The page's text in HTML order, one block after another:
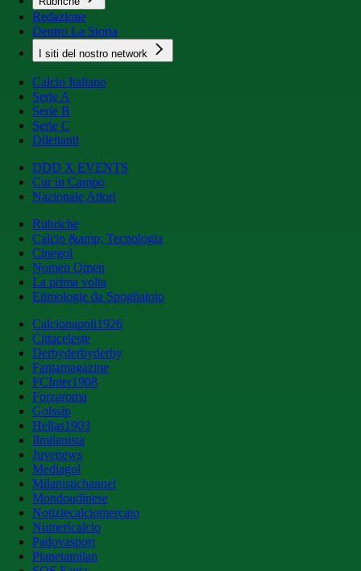
Redazione
Dentro La Storia
I siti del nostro network
Calcio Italiano
Serie A
Serie B
Serie C
Dilettanti
DDD X EVENTS
Cur in Campo
Nazionale Attori
Rubriche
Calcio &amp; Tecnologia
Cinegol
Nomen Omen
La prima volta
Etimologie da Spogliatoio
Calcionapoli1926
Cittaceleste
Derbyderbyderby
Fantamagazine
FCInter1908
Forzaroma
Golssip
Hellas1903
Ilmilanista
Juvenews
Mediagol
Milanistichannel
Mondoudinese
Notiziecalciomercato
Numericalcio
Padovasport
Pianetamilan